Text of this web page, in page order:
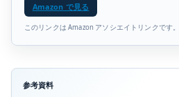
Amazon で見る
このリンクは Amazon アソシエイトリンクです。
参考資料